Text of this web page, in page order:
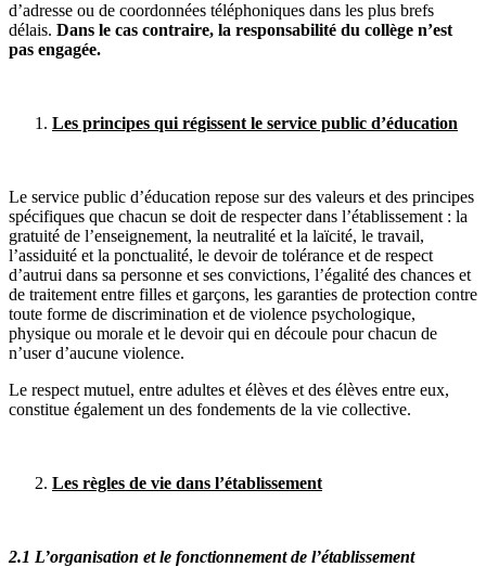
d’adresse ou de coordonnées téléphoniques dans les plus brefs
délais. Dans le cas contraire, la responsabilité du collège n’est
pas engagée.
Les principes qui régissent le service public d’éducation
Le service public d’éducation repose sur des valeurs et des principes
spécifiques que chacun se doit de respecter dans l’établissement : la
gratuité de l’enseignement, la neutralité et la laïcité, le travail,
l’assiduité et la ponctualité, le devoir de tolérance et de respect
d’autrui dans sa personne et ses convictions, l’égalité des chances et
de traitement entre filles et garçons, les garanties de protection contre
toute forme de discrimination et de violence psychologique,
physique ou morale et le devoir qui en découle pour chacun de
n’user d’aucune violence.
Le respect mutuel, entre adultes et élèves et des élèves entre eux,
constitue également un des fondements de la vie collective.
Les règles de vie dans l’établissement
2.1 L’organisation et le fonctionnement de l’établissement